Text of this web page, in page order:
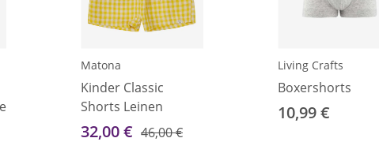
Matona
Kinder Classic
Shorts Leinen
32,00 € 46,00 €
Living Crafts
Boxershorts
10,99 €